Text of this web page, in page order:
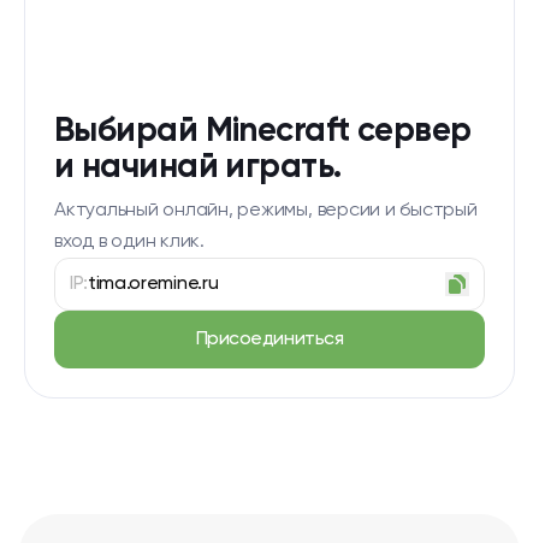
Выбирай Minecraft сервер
и начинай играть.
Актуальный онлайн, режимы, версии и быстрый
вход в один клик.
IP:tima.oremine.ru
Присоединиться